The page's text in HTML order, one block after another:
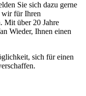
Sie sich dazu gerne
wir für Ihren
Mit über 20 Jahre
Wieder, Ihnen einen
sich für einen